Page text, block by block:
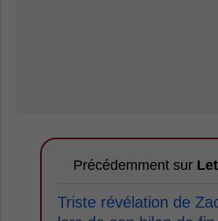
Précédemment sur
Triste révélation de